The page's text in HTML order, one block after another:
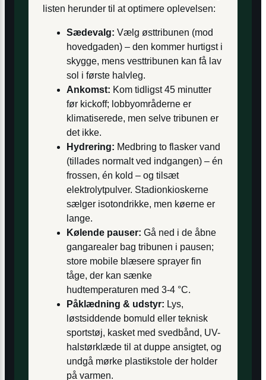
listen herunder til at optimere oplevelsen:
Sædevalg: Vælg østtribunen (mod
hovedgaden) – den kommer hurtigst i
skygge, mens vesttribunen kan få lav
sol i første halvleg.
Ankomst: Kom tidligst 45 minutter
før kickoff; lobbyområderne er
klimatiserede, men selve tribunen er
det ikke.
Hydrering: Medbring to flasker vand
(tillades normalt ved indgangen) – én
frossen, én kold – og tilsæt
elektrolytpulver. Stadionkioskerne
sælger isotondrikke, men køerne er
lange.
Kølende pauser: Gå ned i de åbne
gangarealer bag tribunen i pausen;
store mobile blæsere sprayer fin
tåge, der kan sænke
hudtemperaturen med 3-4 °C.
Påklædning & udstyr: Lys,
løstsiddende bomuld eller teknisk
sportstøj, kasket med svedbånd, UV-
halstørklæde til at duppe ansigtet, og
undgå mørke plastikstole der holder
på varmen.